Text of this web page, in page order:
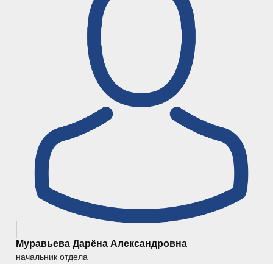
Муравьева Дарёна Александровна
начальник отдела